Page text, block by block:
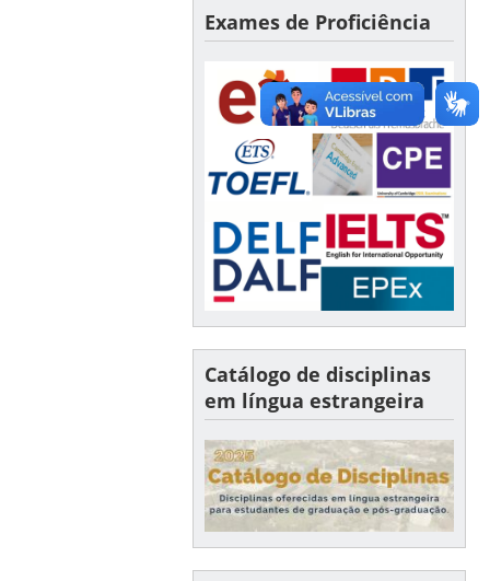
Exames de Proficiência
Catálogo de disciplinas
em língua estrangeira